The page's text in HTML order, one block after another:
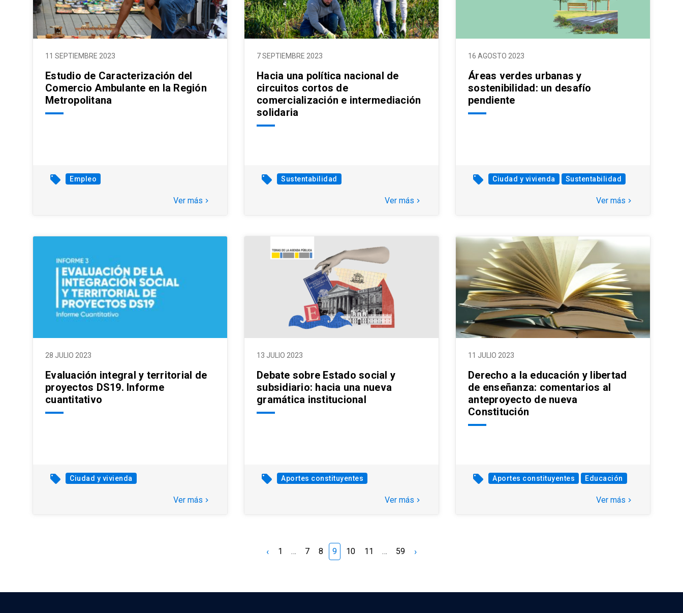
11 SEPTIEMBRE 2023
Estudio de Caracterización del
Comercio Ambulante en la Región
Metropolitana
local_offer Empleo
Ver más keyboard_arrow_right
7 SEPTIEMBRE 2023
Hacia una política nacional de
circuitos cortos de
comercialización e intermediación
solidaria
local_offer Sustentabilidad
Ver más keyboard_arrow_right
16 AGOSTO 2023
Áreas verdes urbanas y
sostenibilidad: un desafío
pendiente
local_offer Ciudad y vivienda Sustentabilidad
Ver más keyboard_arrow_right
28 JULIO 2023
Evaluación integral y territorial de
proyectos DS19. Informe
cuantitativo
local_offer Ciudad y vivienda
Ver más keyboard_arrow_right
13 JULIO 2023
Debate sobre Estado social y
subsidiario: hacia una nueva
gramática institucional
local_offer Aportes constituyentes
Ver más keyboard_arrow_right
11 JULIO 2023
Derecho a la educación y libertad
de enseñanza: comentarios al
anteproyecto de nueva
Constitución
local_offer Aportes constituyentes Educación
Ver más keyboard_arrow_right
‹ 1 … 7 8 9 10 11 … 59 ›